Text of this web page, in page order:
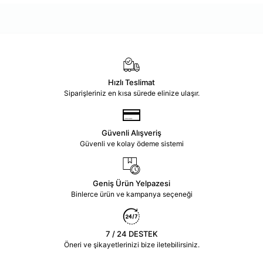
Hızlı Teslimat
Siparişleriniz en kısa sürede elinize ulaşır.
Güvenli Alışveriş
Güvenli ve kolay ödeme sistemi
Geniş Ürün Yelpazesi
Binlerce ürün ve kampanya seçeneği
7 / 24 DESTEK
Öneri ve şikayetlerinizi bize iletebilirsiniz.